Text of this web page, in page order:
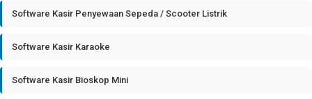
Software Kasir Penyewaan Sepeda / Scooter Listrik
Software Kasir Karaoke
Software Kasir Bioskop Mini